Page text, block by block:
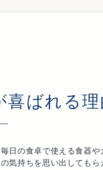
喜ばれる理
日の食卓で使える食器や
気持ちを思い出しても